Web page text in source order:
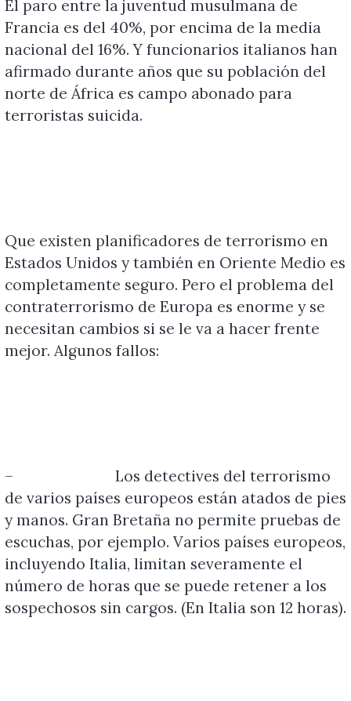
El paro entre la juventud musulmana de
Francia es del 40%, por encima de la media
nacional del 16%. Y funcionarios italianos han
afirmado durante años que su población del
norte de África es campo abonado para
terroristas suicida.
Que existen planificadores de terrorismo en
Estados Unidos y también en Oriente Medio es
completamente seguro. Pero el problema del
contraterrorismo de Europa es enorme y se
necesitan cambios si se le va a hacer frente
mejor. Algunos fallos:
–
Los detectives del terrorismo
de varios países europeos están atados de pies
y manos. Gran Bretaña no permite pruebas de
escuchas, por ejemplo. Varios países europeos,
incluyendo Italia, limitan severamente el
número de horas que se puede retener a los
sospechosos sin cargos. (En Italia son 12 horas).